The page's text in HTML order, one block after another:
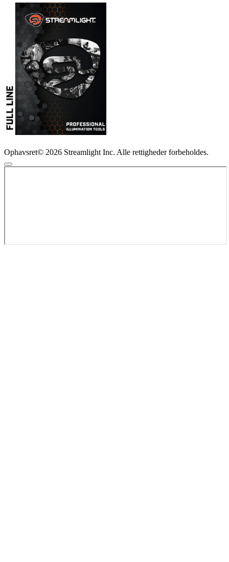
Ophavsret© 2026 Streamlight Inc. Alle rettigheder forbeholdes.